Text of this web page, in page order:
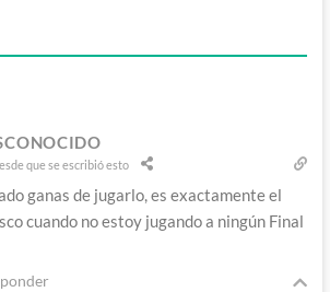
que se escribió esto
ganas de jugarlo, es exactamente el
cuando no estoy jugando a ningún Final